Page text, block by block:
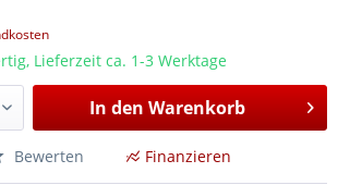
Lieferzeit ca. 1-3 Werktage
In den Warenkorb
Bewerten Finanzieren